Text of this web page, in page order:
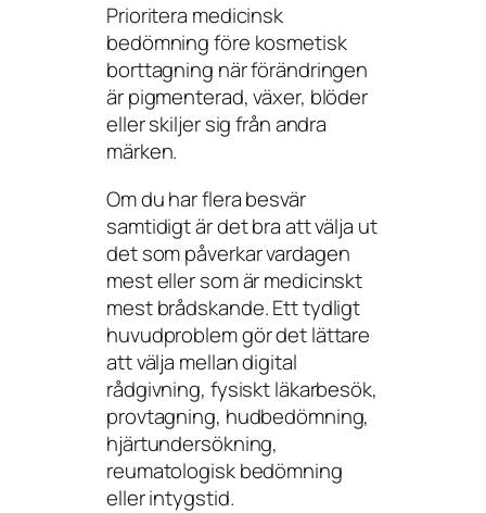
Prioritera medicinsk
bedömning före kosmetisk
borttagning när förändringen
är pigmenterad, växer, blöder
eller skiljer sig från andra
märken.
Om du har flera besvär
samtidigt är det bra att välja ut
det som påverkar vardagen
mest eller som är medicinskt
mest brådskande. Ett tydligt
huvudproblem gör det lättare
att välja mellan digital
rådgivning, fysiskt läkarbesök,
provtagning, hudbedömning,
hjärtundersökning,
reumatologisk bedömning
eller intygstid.